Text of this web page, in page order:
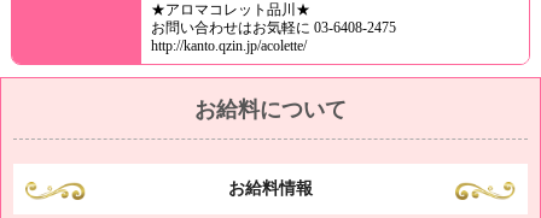
★アロマコレット品川★
お問い合わせはお気軽に 03-6408-2475
http://kanto.qzin.jp/acolette/
お給料について
お給料情報